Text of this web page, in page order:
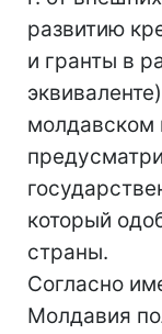
развитию
и гранты в
молдавском
который
страны.
Согласно
Молдавия